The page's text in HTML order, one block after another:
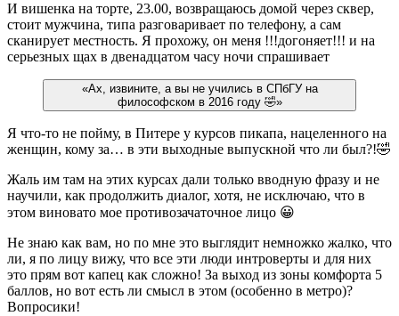
И вишенка на торте, 23.00, возвращаюсь домой через сквер,
стоит мужчина, типа разговаривает по телефону, а сам
сканирует местность. Я прохожу, он меня !!!догоняет!!! и на
серьезных щах в двенадцатом часу ночи спрашивает
«Ах, извините, а вы не учились в СПбГУ на
философском в 2016 году 🤣»
Я что-то не пойму, в Питере у курсов пикапа, нацеленного на
женщин, кому за… в эти выходные выпускной что ли был?!🤣
Жаль им там на этих курсах дали только вводную фразу и не
научили, как продолжить диалог, хотя, не исключаю, что в
этом виновато мое противозачаточное лицо 😀
Не знаю как вам, но по мне это выглядит немножко жалко, что
ли, я по лицу вижу, что все эти люди интроверты и для них
это прям вот капец как сложно! За выход из зоны комфорта 5
баллов, но вот есть ли смысл в этом (особенно в метро)?
Вопросики!